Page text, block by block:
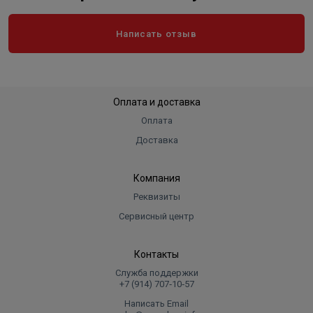
Написать отзыв
Оплата и доставка
Оплата
Доставка
Компания
Реквизиты
Сервисный центр
Контакты
Служба поддержки
+7 (914) 707‑10‑57
Написать Email